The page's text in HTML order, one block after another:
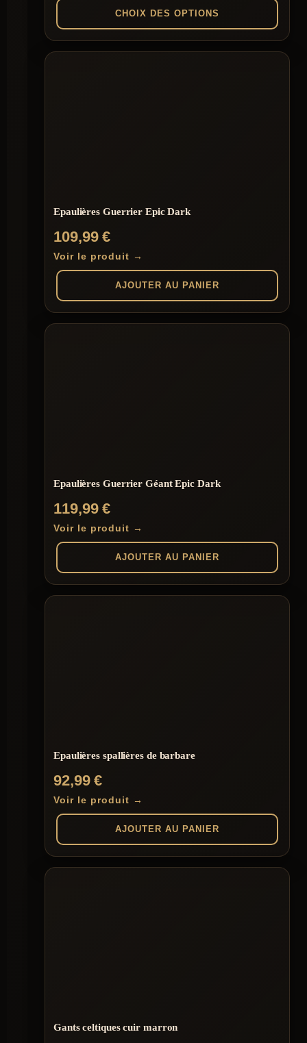
prix :
159,00 €
à
CHOIX DES OPTIONS
produit
du
produit
Epaulières Guerrier Epic Dark
109,99€
Voir le produit →
AJOUTER AU PANIER
Epaulières Guerrier Géant Epic Dark
119,99€
Voir le produit →
AJOUTER AU PANIER
Epaulières spallières de barbare
92,99€
Voir le produit →
AJOUTER AU PANIER
Gants celtiques cuir marron